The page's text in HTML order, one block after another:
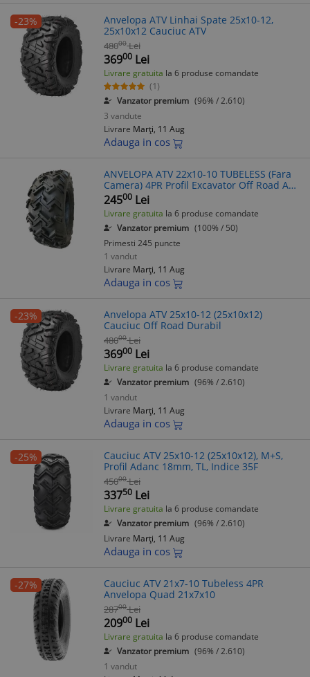
-23%
Anvelopa ATV Linhai Spate 25x10-12,
25x10x12 Cauciuc ATV
48000 Lei
36900 Lei
Livrare gratuita la 6 produse comandate
(1)
Vanzator premium (96% / 2.610)
3 vandute
Livrare Marți, 11 Aug
Adauga in cos
ANVELOPA ATV 22x10-10 TUBELESS (Fara
Camera) 4PR Profil Excavator Off Road ATV
Quad CAUCIUC ATV
24500 Lei
Livrare gratuita la 6 produse comandate
Vanzator premium (100% / 50)
Primesti 245 puncte
1 vandut
Livrare Marți, 11 Aug
Adauga in cos
-23%
Anvelopa ATV 25x10-12 (25x10x12)
Cauciuc Off Road Durabil
48000 Lei
36900 Lei
Livrare gratuita la 6 produse comandate
Vanzator premium (96% / 2.610)
1 vandut
Livrare Marți, 11 Aug
Adauga in cos
-25%
Cauciuc ATV 25x10-12 (25x10x12), M+S,
Profil Adanc 18mm, TL, Indice 35F
45000 Lei
33750 Lei
Livrare gratuita la 6 produse comandate
Vanzator premium (96% / 2.610)
Livrare Marți, 11 Aug
Adauga in cos
-27%
Cauciuc ATV 21x7-10 Tubeless 4PR
Anvelopa Quad 21x7x10
28700 Lei
20900 Lei
Livrare gratuita la 6 produse comandate
Vanzator premium (96% / 2.610)
1 vandut